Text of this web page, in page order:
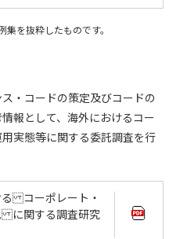
を抜粋したものです。
・コードの策定及びコードの
報として、海外におけるコー
実態等に関する委託調査を行
コーポレート・
に関する調査研究